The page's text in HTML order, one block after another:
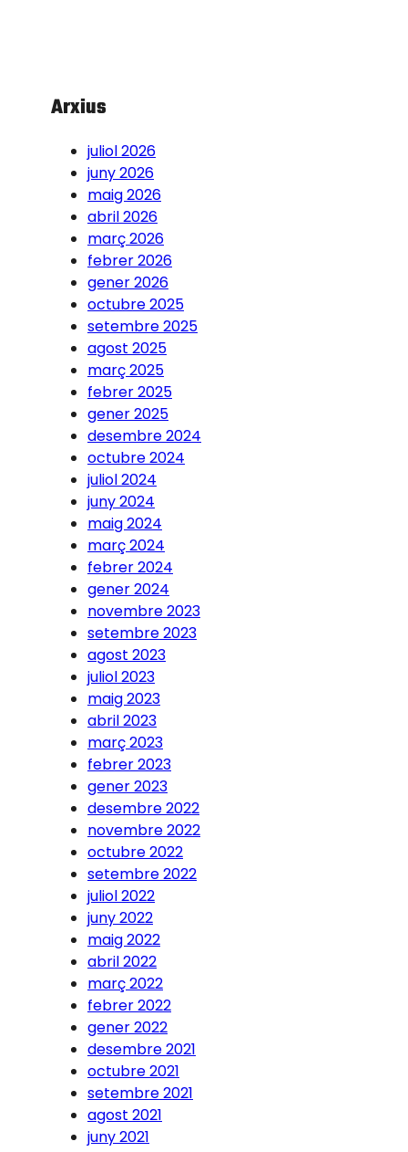
Arxius
juliol 2026
juny 2026
maig 2026
abril 2026
març 2026
febrer 2026
gener 2026
octubre 2025
setembre 2025
agost 2025
març 2025
febrer 2025
gener 2025
desembre 2024
octubre 2024
juliol 2024
juny 2024
maig 2024
març 2024
febrer 2024
gener 2024
novembre 2023
setembre 2023
agost 2023
juliol 2023
maig 2023
abril 2023
març 2023
febrer 2023
gener 2023
desembre 2022
novembre 2022
octubre 2022
setembre 2022
juliol 2022
juny 2022
maig 2022
abril 2022
març 2022
febrer 2022
gener 2022
desembre 2021
octubre 2021
setembre 2021
agost 2021
juny 2021